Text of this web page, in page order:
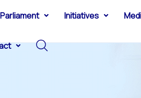
Parliament Initiatives